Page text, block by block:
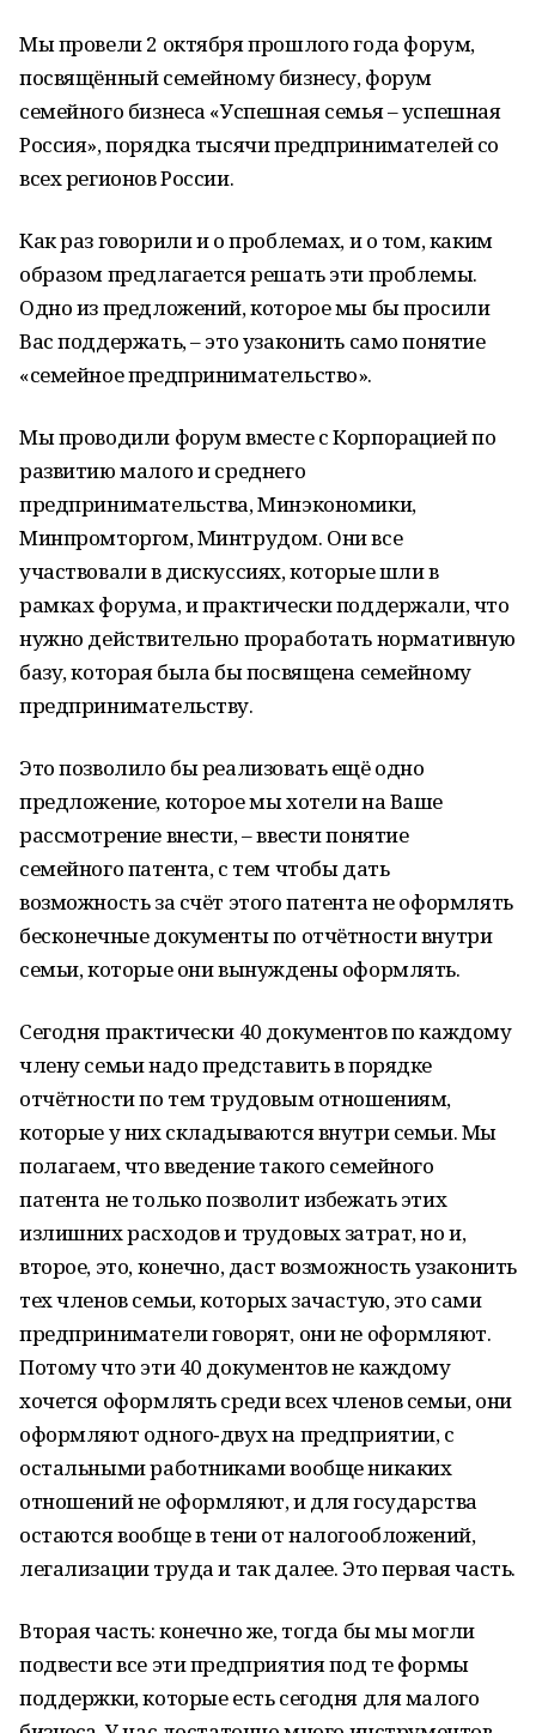
Мы провели 2 октября прошлого года форум,
посвящённый семейному бизнесу, форум
семейного бизнеса «Успешная семья – успешная
Россия», порядка тысячи предпринимателей со
всех регионов России.
Как раз говорили и о проблемах, и о том, каким
образом предлагается решать эти проблемы.
Одно из предложений, которое мы бы просили
Вас поддержать, – это узаконить само понятие
«семейное предпринимательство».
Мы проводили форум вместе с Корпорацией по
развитию малого и среднего
предпринимательства, Минэкономики,
Минпромторгом, Минтрудом. Они все
участвовали в дискуссиях, которые шли в
рамках форума, и практически поддержали, что
нужно действительно проработать нормативную
базу, которая была бы посвящена семейному
предпринимательству.
Это позволило бы реализовать ещё одно
предложение, которое мы хотели на Ваше
рассмотрение внести, – ввести понятие
семейного патента, с тем чтобы дать
возможность за счёт этого патента не оформлять
бесконечные документы по отчётности внутри
семьи, которые они вынуждены оформлять.
Сегодня практически 40 документов по каждому
члену семьи надо представить в порядке
отчётности по тем трудовым отношениям,
которые у них складываются внутри семьи. Мы
полагаем, что введение такого семейного
патента не только позволит избежать этих
излишних расходов и трудовых затрат, но и,
второе, это, конечно, даст возможность узаконить
тех членов семьи, которых зачастую, это сами
предприниматели говорят, они не оформляют.
Потому что эти 40 документов не каждому
хочется оформлять среди всех членов семьи, они
оформляют одного‑двух на предприятии, с
остальными работниками вообще никаких
отношений не оформляют, и для государства
остаются вообще в тени от налогообложений,
легализации труда и так далее. Это первая часть.
Вторая часть: конечно же, тогда бы мы могли
подвести все эти предприятия под те формы
поддержки, которые есть сегодня для малого